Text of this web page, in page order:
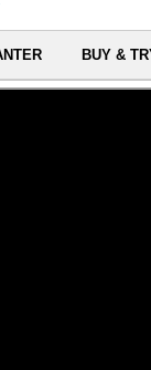
BUY &